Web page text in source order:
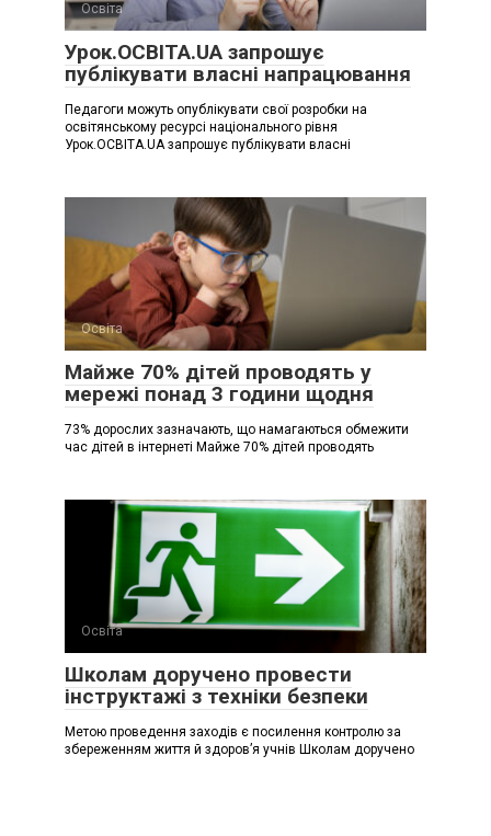
Освіта
Урок.ОСВІТА.UA запрошує
публікувати власні напрацювання
Педагоги можуть опублікувати свої розробки на
освітянському ресурсі національного рівня
Урок.ОСВІТА.UA запрошує публікувати власні
Освіта
Майже 70% дітей проводять у
мережі понад 3 години щодня
73% дорослих зазначають, що намагаються обмежити
час дітей в інтернеті Майже 70% дітей проводять
Освіта
Школам доручено провести
інструктажі з техніки безпеки
Метою проведення заходів є посилення контролю за
збереженням життя й здоров’я учнів Школам доручено